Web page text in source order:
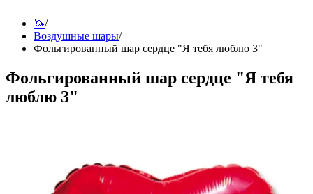
🦄/
Воздушные шары/
Фольгированный шар сердце "Я тебя люблю 3"
Фольгированный шар сердце "Я тебя
люблю 3"